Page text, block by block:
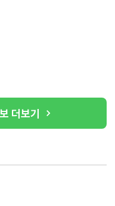
더보기